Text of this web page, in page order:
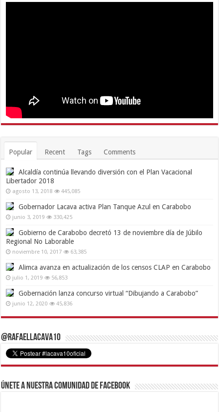
Popular Recent Tags Comments
Alcaldía continúa llevando diversión con el Plan Vacacional
Libertador 2018
agosto 13, 2018 445,085
Gobernador Lacava activa Plan Tanque Azul en Carabobo
junio 3, 2019 330,425
Gobierno de Carabobo decretó 13 de noviembre día de Júbilo
Regional No Laborable
noviembre 10, 2017 63,385
Alimca avanza en actualización de los censos CLAP en Carabobo
julio 1, 2019 56,853
Gobernación lanza concurso virtual “Dibujando a Carabobo”
junio 12, 2020 45,836
@RafaelLacava10
Únete a nuestra comunidad de Facebook